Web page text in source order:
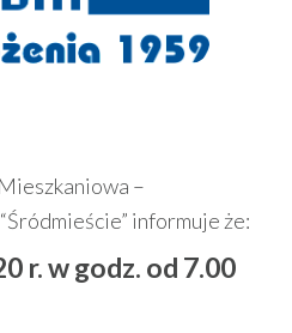
–
informuje że:
r. w godz. od 7.00